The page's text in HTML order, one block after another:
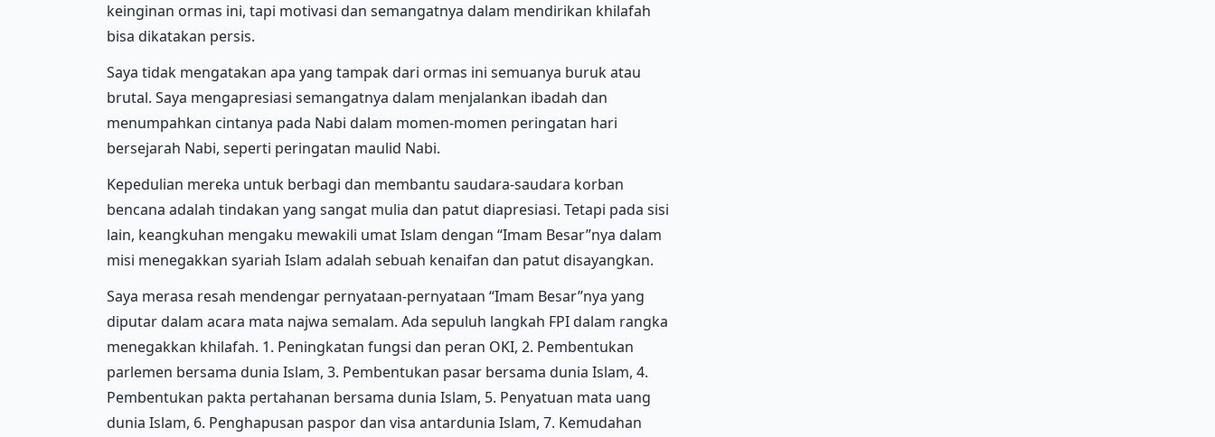
keinginan ormas ini, tapi motivasi dan semangatnya dalam mendirikan khilafah
bisa dikatakan persis.
Saya tidak mengatakan apa yang tampak dari ormas ini semuanya buruk atau
brutal. Saya mengapresiasi semangatnya dalam menjalankan ibadah dan
menumpahkan cintanya pada Nabi dalam momen-momen peringatan hari
bersejarah Nabi, seperti peringatan maulid Nabi.
Kepedulian mereka untuk berbagi dan membantu saudara-saudara korban
bencana adalah tindakan yang sangat mulia dan patut diapresiasi. Tetapi pada sisi
lain, keangkuhan mengaku mewakili umat Islam dengan “Imam Besar”nya dalam
misi menegakkan syariah Islam adalah sebuah kenaifan dan patut disayangkan.
Saya merasa resah mendengar pernyataan-pernyataan “Imam Besar”nya yang
diputar dalam acara mata najwa semalam. Ada sepuluh langkah FPI dalam rangka
menegakkan khilafah. 1. Peningkatan fungsi dan peran OKI, 2. Pembentukan
parlemen bersama dunia Islam, 3. Pembentukan pasar bersama dunia Islam, 4.
Pembentukan pakta pertahanan bersama dunia Islam, 5. Penyatuan mata uang
dunia Islam, 6. Penghapusan paspor dan visa antardunia Islam, 7. Kemudahan